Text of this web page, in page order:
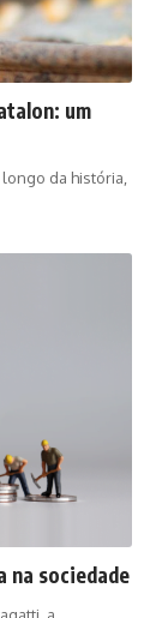
um
da história,
na sociedade